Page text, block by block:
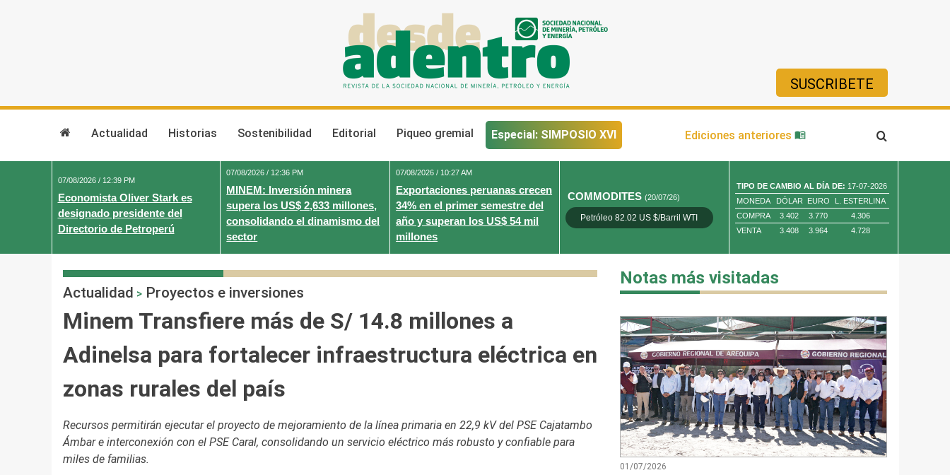
SUSCRIBETE
Actualidad Historias Sostenibilidad Editorial Piqueo gremial Especial: SIMPOSIO XVI Ediciones anteriores
07/08/2026 / 12:39 PM
Economista Oliver Stark es
designado presidente del
Directorio de Petroperú
07/08/2026 / 12:36 PM
MINEM: Inversión minera
supera los US$ 2,633 millones,
consolidando el dinamismo del
sector
07/08/2026 / 10:27 AM
Exportaciones peruanas crecen
34% en el primer semestre del
año y superan los US$ 54 mil
millones
COMMODITES(20/07/26)
Petróleo 82.02 US $/Barril WTI Oro 4,010.80 US $/ Oz. Tr.
TIPO DE CAMBIO AL DÍA DE: 17-07-2026
MONEDA
DÓLAR EURO
L. ESTERLINA
COMPRA
3.402 3.770
4.306
VENTA
3.408 3.964 4.728
Actualidad > Proyectos e inversiones
Minem Transfiere más de S/ 14.8 millones a
Adinelsa para fortalecer infraestructura eléctrica en
zonas rurales del país
Recursos permitirán ejecutar el proyecto de mejoramiento de la línea primaria en 22,9 kV del PSE Cajatambo
Ámbar e interconexión con el PSE Caral, consolidando un servicio eléctrico más robusto y confiable para
miles de familias.
Notas más visitadas
01/07/2026